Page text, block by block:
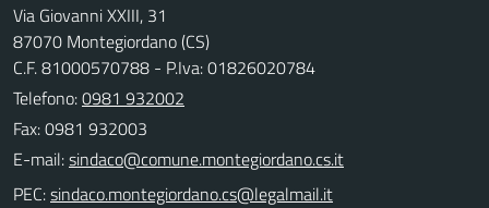
Via Giovanni XXIII, 31
87070 Montegiordano (CS)
C.F. 81000570788 - P.Iva: 01826020784
Telefono:0981 932002
Fax: 0981 932003
E-mail:
PEC: